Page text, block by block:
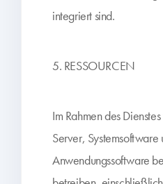
integriert sind.
5. RESSOURCEN
Im Rahmen des
Server, Systemsoftware
Anwendungssoftware